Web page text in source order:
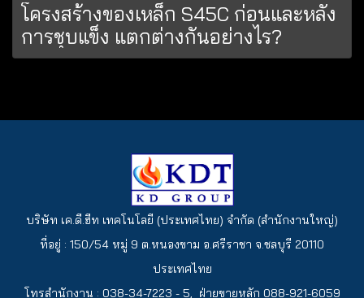
โครงสร้างของเหล็ก S45C ก่อนและหลัง
การชุบแข็ง แตกต่างกันอย่างไร?
บริษัท เค.ดี.ฮีท เทคโนโลยี (ประเทศไทย) จำกัด (สำนักงานใหญ่)
ที่อยู่ : 150/54 หมู่ 9 ต.หนองขาม อ.ศรีราชา จ.ชลบุรี 20110
ประเทศไทย
โทรสำนักงาน : 038-34-7223 - 5, ฝ่ายขายหลัก 088-921-6059